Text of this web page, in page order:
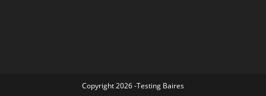
Copyright 2026 -Testing Baires